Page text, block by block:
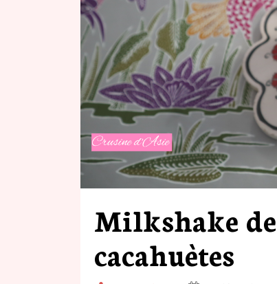
Milkshake
cacahuètes